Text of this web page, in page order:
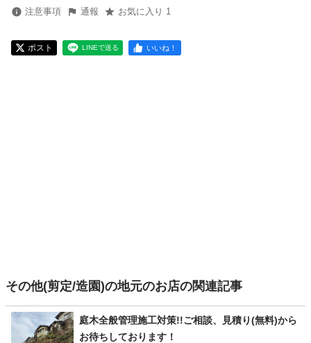
注意事項 通報 お気に入り 1
ポスト LINEで送る いいね！
その他(剪定/造園)の地元のお店の関連記事
庭木全般管理施工対策!!ご相談、見積り(無料)から
お待ちしております！